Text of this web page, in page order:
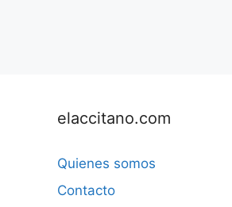
elaccitano.com
Quienes somos
Contacto